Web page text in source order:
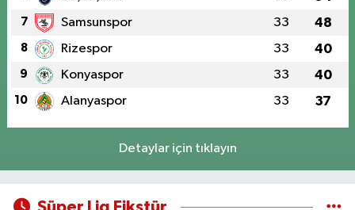
7 Samsunspor 33 48
8 Rizespor 33 40
9 Konyaspor 33 40
10 Alanyaspor 33 37
Detaylar için tıklayın